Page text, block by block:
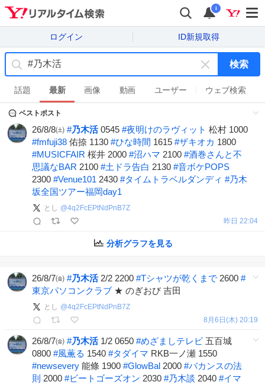
i
ログイン ID新規取得
キ
ー
ワ
ド
を
消
す
検索
話題 最新 画像 動画 ユーザー ウェブ検索
ベストポスト
26/8/8㈯ #乃木活0545 #夜明けのラヴィット 松村 1000
#fmfuji38 佑捺 1130 #ひな時間 1615 #ザキオカ 1800
#MUSICFAIR 桜井 2000 #沼ハマ 2100 #酒巻さんと不
思議なBAR 2100 #土ドラ告白 2130 #音ボケPOPS
2300 #Venue101 2430 #タイムトラベルダンディ #乃木
坂全国ツアー福岡day1
とし @4q2FcEPtNdPnB7Z
昨日 22:04
分析グラフを見る
26/8/7㈮ #乃木活2/2 2200 #Tシャツが乾くまで 2600 #
東京パソコンクラブ ★ のぎおび 吉田
とし @4q2FcEPtNdPnB7Z
8月6日(木) 20:19
26/8/7㈮ #乃木活1/2 0650 #めざましテレビ 五百城
0800 #風薫る 1540 #タダイマ RKB一ノ瀬 1550
#newsevery 能條 1900 #GlowBal 2000 #バカンスの法
則 2000 #ビートゴーズオン 2030 #乃木談 2040 #イマ